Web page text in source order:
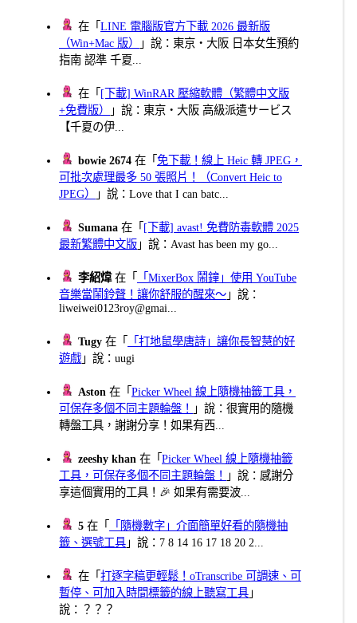
在「LINE 電腦版官方下載 2026 最新版
（Win+Mac 版）
」說：東京・大阪 日本女生預約
指南 認準 千夏...
在「 [下載] WinRAR 壓縮軟體（繁體中文版
+免費版）
」說：東京・大阪 高級派遣サービス
【千夏の伊...
bowie 2674 在「免下載！線上 Heic 轉 JPEG，
可批次處理最多 50 張照片！（Convert Heic to
JPEG）
」說：Love that I can batc...
Sumana 在「 [下載] avast! 免費防毒軟體 2025
最新繁體中文版 」說：Avast has been my go...
李紹煒在「
「MixerBox 鬧鐘」使用 YouTube
音樂當鬧鈴聲！讓你舒服的醒來～ 」說：
liweiwei0123roy@gmai...
Tugy 在「
「打地鼠學唐詩」讓你長智慧的好
遊戲 」說：uugi
Aston 在「Picker Wheel 線上隨機抽籤工具，
可保存多個不同主題輪盤！
」說：很實用的隨機
轉盤工具，謝謝分享！如果有西...
zeeshy khan 在「Picker Wheel 線上隨機抽籤
工具，可保存多個不同主題輪盤！
」說：感謝分
享這個實用的工具！🎉 如果有需要波...
5 在「
「隨機數字」介面簡單好看的隨機抽
籤、選號工具 」說：7 8 14 16 17 18 20 2...
在「打逐字稿更輕鬆！oTranscribe 可調速、可
暫停、可加入時間標籤的線上聽寫工具 」
說：？？？